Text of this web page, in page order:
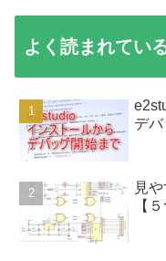
よく読まれてい
デ
見
【